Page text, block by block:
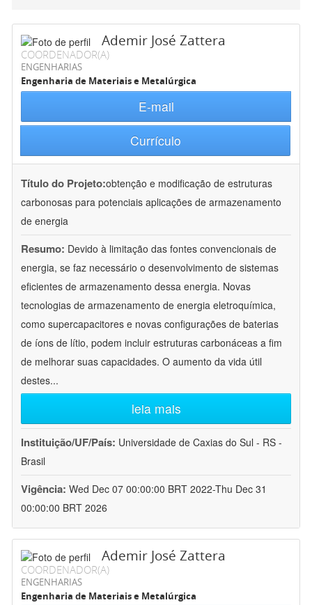
Ademir José Zattera
COORDENADOR(A)
ENGENHARIAS
Engenharia de Materiais e Metalúrgica
E-mail
Currículo
Título do Projeto:obtenção e modificação de estruturas
carbonosas para potenciais aplicações de armazenamento
de energia
Resumo: Devido à limitação das fontes convencionais de
energia, se faz necessário o desenvolvimento de sistemas
eficientes de armazenamento dessa energia. Novas
tecnologias de armazenamento de energia eletroquímica,
como supercapacitores e novas configurações de baterias
de íons de lítio, podem incluir estruturas carbonáceas a fim
de melhorar suas capacidades. O aumento da vida útil
destes...
leia mais
Instituição/UF/País: Universidade de Caxias do Sul - RS -
Brasil
Vigência: Wed Dec 07 00:00:00 BRT 2022-Thu Dec 31
00:00:00 BRT 2026
Ademir José Zattera
COORDENADOR(A)
ENGENHARIAS
Engenharia de Materiais e Metalúrgica